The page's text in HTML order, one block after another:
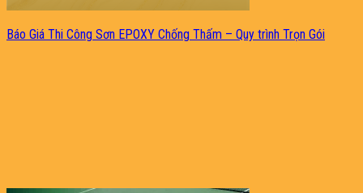
Báo Giá Thi Công Sơn EPOXY Chống Thấm – Quy trình Trọn Gói